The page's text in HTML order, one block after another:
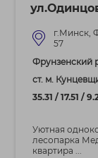
г.Минск,
57
Фрунзенский
ст. м.
35.31 / 17.51 /
Уютная
лесопарка
квартира ...